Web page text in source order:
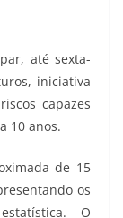
até sexta-
iniciativa
capazes
10 anos.
de 15
os
O